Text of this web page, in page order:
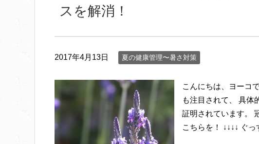
スを解消！
2017年4月13日 夏の健康管理〜暑さ対策
こんにちは、ヨーコ
も注目されて、 具体
証明されています。
こちらを！ ↓↓↓↓ ぐ